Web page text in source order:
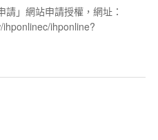
」網站申請授權，網址：
ihponline?